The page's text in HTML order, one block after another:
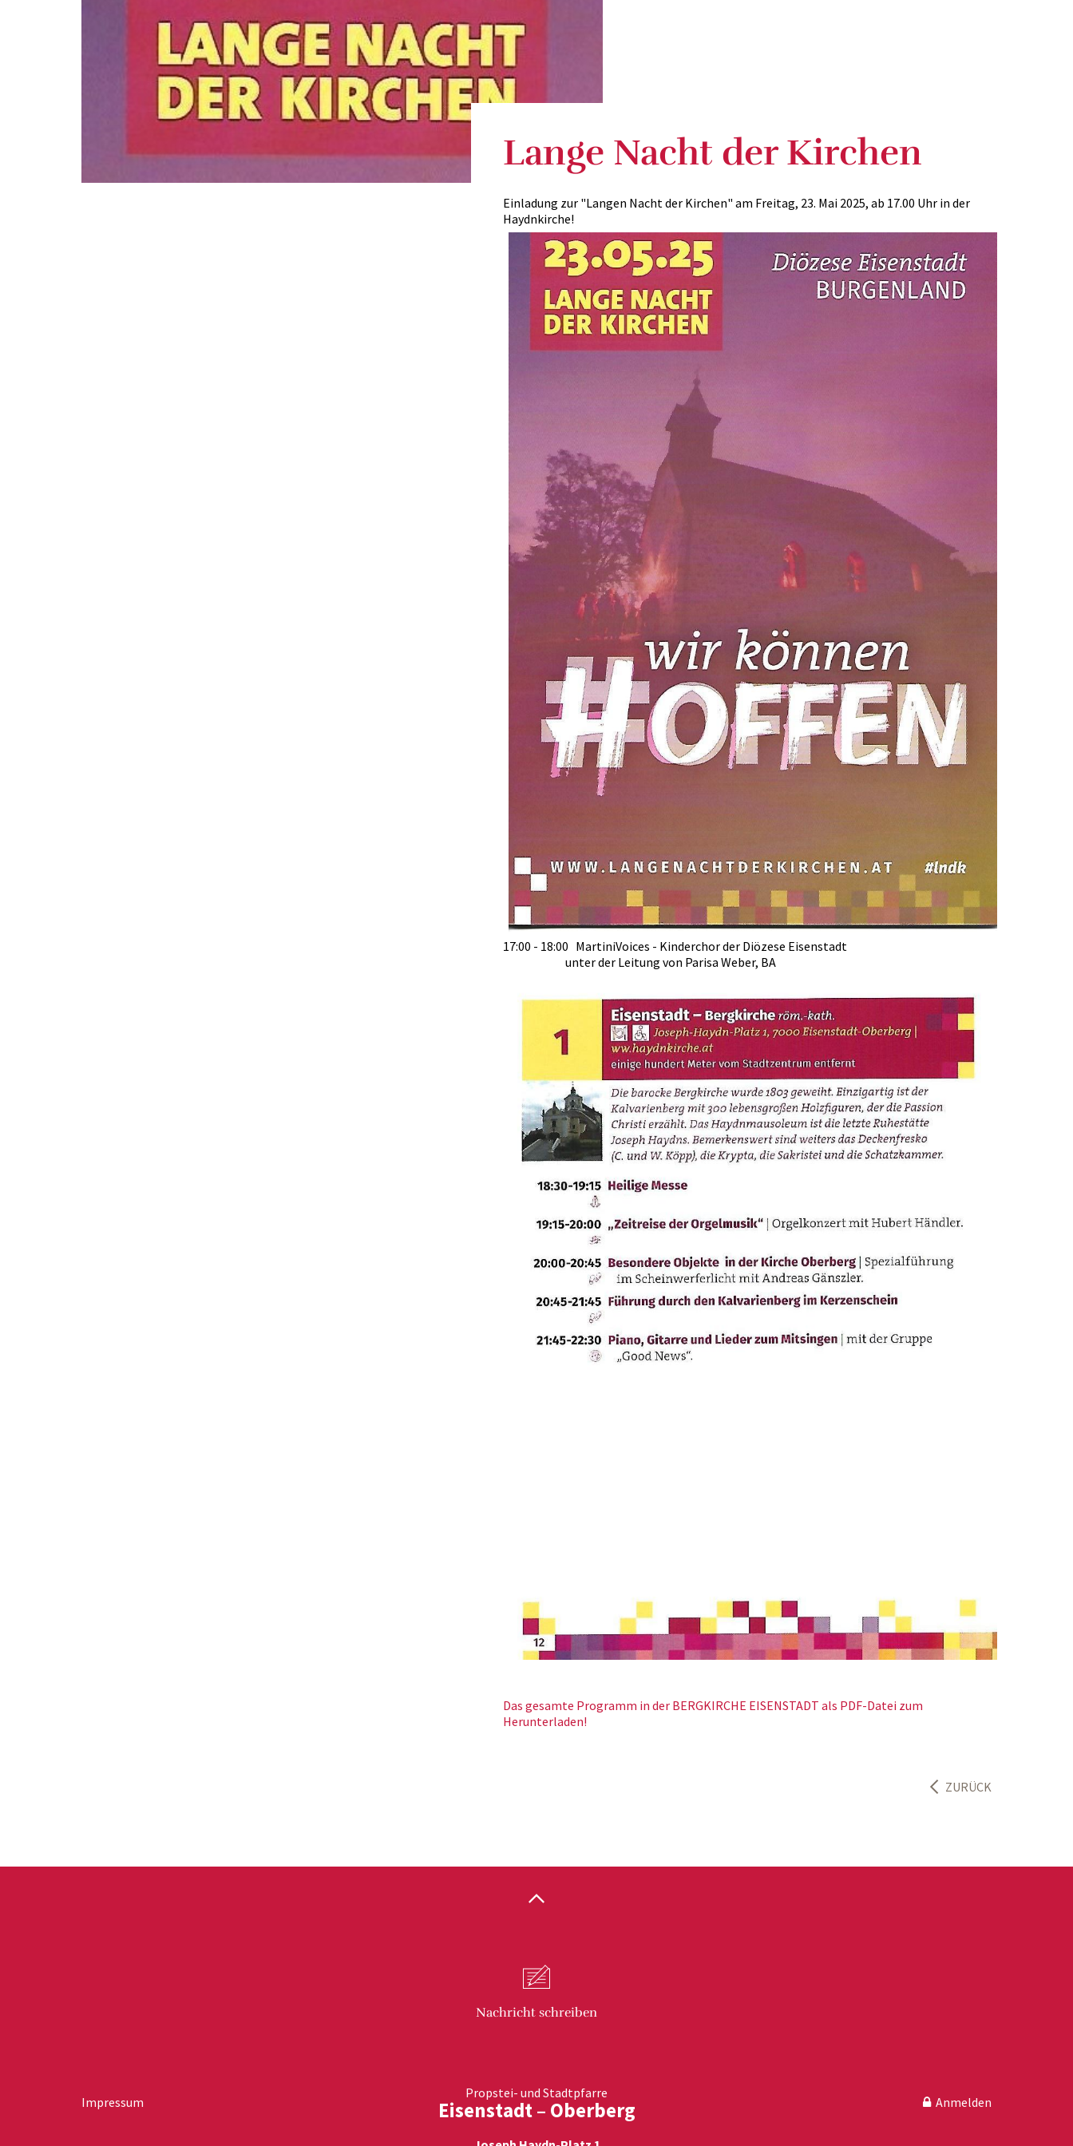
Lange Nacht der Kirchen
Einladung zur "Langen Nacht der Kirchen" am Freitag, 23. Mai 2025, ab 17.00 Uhr in der
Haydnkirche!
17:00 - 18:00 MartiniVoices - Kinderchor der Diözese Eisenstadt
unter der Leitung von Parisa Weber, BA
Das gesamte Programm in der BERGKIRCHE EISENSTADT als PDF-Datei zum
Herunterladen!
ZURÜCK
Nachricht schreiben
Propstei- und Stadtpfarre
Eisenstadt – Oberberg
Impressum Anmelden